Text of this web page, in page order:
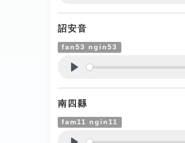
詔安音
fan53 ngin53
南四縣
fam11 ngin11